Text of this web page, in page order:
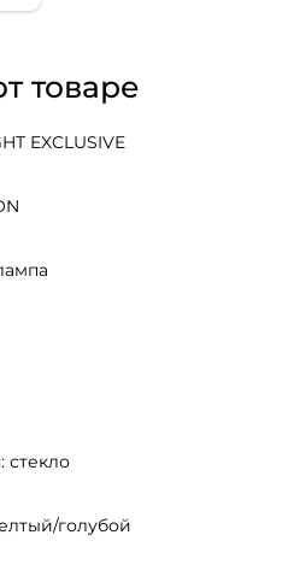
товаре
EXCLUSIVE
стекло
голубой